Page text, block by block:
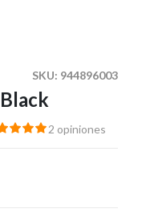
SKU: 944896003
2 opiniones